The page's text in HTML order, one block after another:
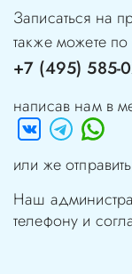
Записаться на
также можете
+7 (495) 585-
написав нам в
или же
Наш
телефону и